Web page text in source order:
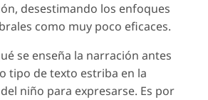
desestimando los enfoques
como muy poco eficaces.
se enseña la narración antes
tipo de texto estriba en la
niño para expresarse. Es por